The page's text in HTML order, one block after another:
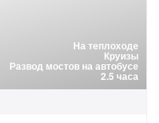
На теплоходе
Круизы
Развод мостов на автобусе
2.5 часа